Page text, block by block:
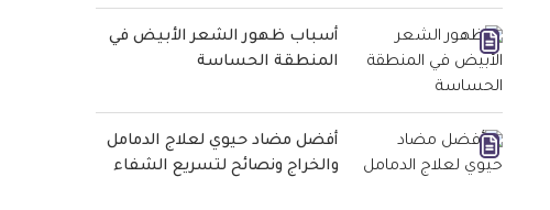
أسباب ظهور الشعر الأبيض في
المنطقة الحساسة
أفضل مضاد حيوي لعلاج الدمامل
والخراج ونصائح لتسريع الشفاء